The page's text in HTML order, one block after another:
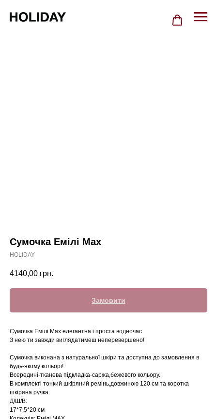
Сумочка Емілі Max
HOLIDAY
4140,00 грн.
Замовити
Сумочка Емілі Max елегантна і проста водночас.
З нею ти завжди виглядатимеш неперевершено!
Сумочка виконана з натуральної шкіри та доступна до замовлення в
будь-якому кольорі!
Всередині-тканева підкладка-саржа,бежевого кольору.
В комплекті тонкий шкіряний ремінь,довжиною 120 см та коротка
шкіряна ручка.
Д/Ш/В:
17*7,5*20 см